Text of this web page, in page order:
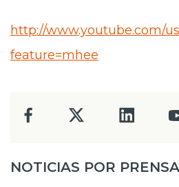
http://www.youtube.com/
feature=mhee
NOTICIAS POR PRENSA